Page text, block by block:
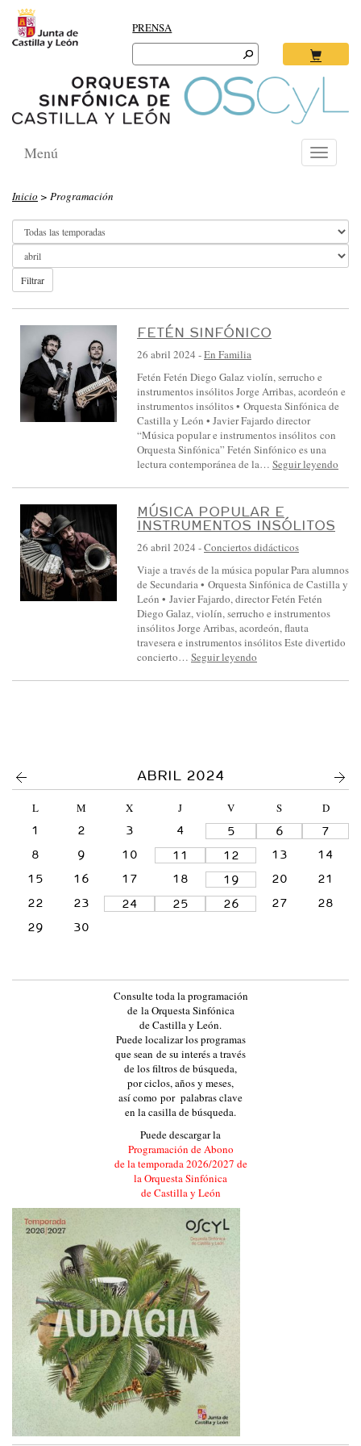
PRENSA
Search
for:
Toggle
Menú
O
R
Q
U
E
S
T
S
N
N
C
A
D
E
T
A
Y
E
Inicio > Programación
Filtrar
FETÉN SINFÓNICO
26 abril 2024 -En Familia
Fetén Fetén Diego Galaz violín, serrucho e
instrumentos insólitos Jorge Arribas, acordeón e
instrumentos insólitos • Orquesta Sinfónica de
Castilla y León • Javier Fajardo director
“Música popular e instrumentos insólitos con
Orquesta Sinfónica” Fetén Sinfónico es una
lectura contemporánea de la… Seguir leyendo
MÚSICA POPULAR E
INSTRUMENTOS INSÓLITOS
26 abril 2024 -Conciertos didácticos
Viaje a través de la música popular Para alumnos
de Secundaria • Orquesta Sinfónica de Castilla y
León • Javier Fajardo, director Fetén Fetén
Diego Galaz, violín, serrucho e instrumentos
insólitos Jorge Arribas, acordeón, flauta
travesera e instrumentos insólitos Este divertido
concierto… Seguir leyendo
ABRIL 2024
L M X J V S
D
1
2 3 4 5 6
7
8
9 10 11 12 13
14
15
16 17 18 19 20
21
22
23 24 25 26 27
28
29
30
Consulte toda la programación
de la Orquesta Sinfónica
de Castilla y León.
Puede localizar los programas
que sean de su interés a través
de los filtros de búsqueda,
por ciclos, años y meses,
así como por palabras clave
en la casilla de búsqueda.
Puede descargar la
Programación de Abono
de la temporada 2026/2027 de
la Orquesta Sinfónica
de Castilla y León